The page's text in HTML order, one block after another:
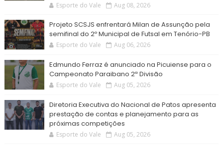
Esporte do Vale Aug 08, 2026
Projeto SCSJS enfrentará Milan de Assunção pela
semifinal do 2º Municipal de Futsal em Tenório-PB
Esporte do Vale Aug 06, 2026
Edmundo Ferraz é anunciado na Picuiense para o
Campeonato Paraibano 2ª Divisão
Esporte do Vale Aug 05, 2026
Diretoria Executiva do Nacional de Patos apresenta
prestação de contas e planejamento para as
próximas competições
Esporte do Vale Aug 05, 2026